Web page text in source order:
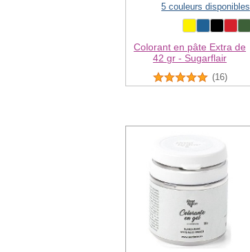
5 couleurs disponibles
Colorant en pâte Extra de
42 gr - Sugarflair
(16)